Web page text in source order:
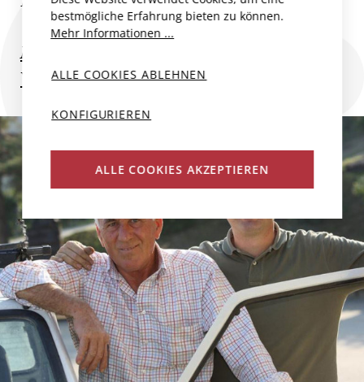
Mehr zum Produzent
Weitere Weine des Produzenten
bestmögliche Erfahrung bieten zu können.
Mehr Informationen ...
ALLE COOKIES ABLEHNEN
KONFIGURIEREN
ALLE COOKIES AKZEPTIEREN